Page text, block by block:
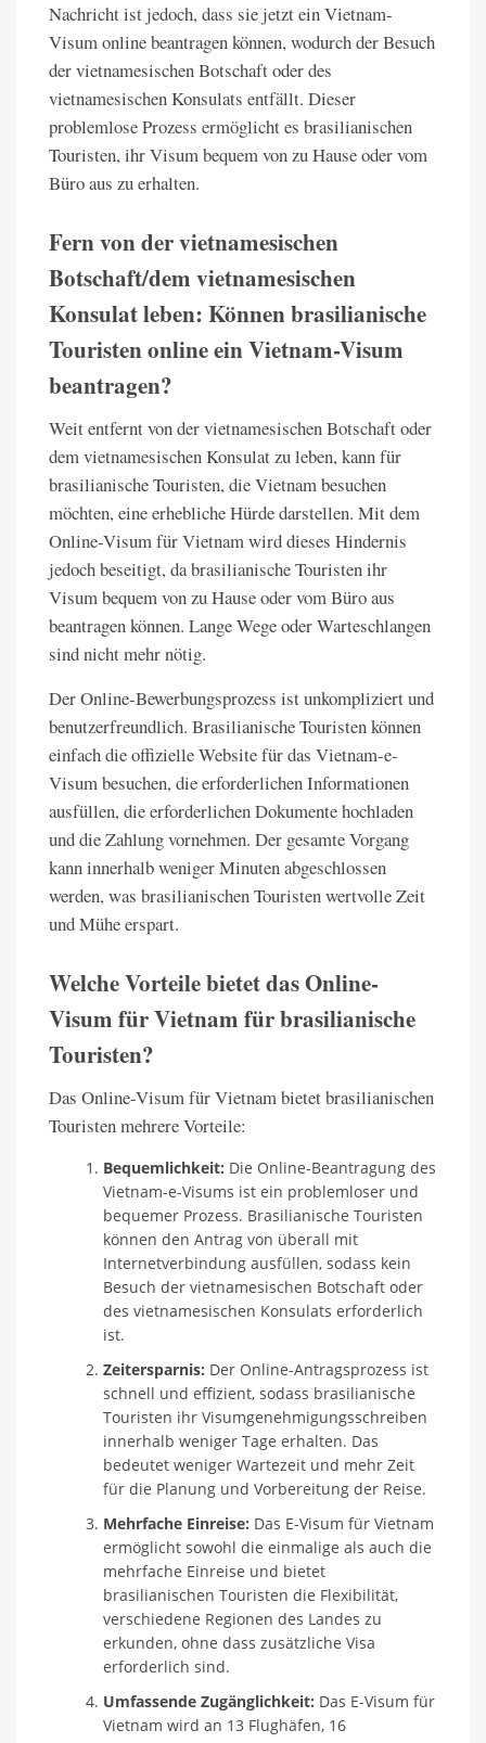
Nachricht ist jedoch, dass sie jetzt ein Vietnam-
Visum online beantragen können, wodurch der Besuch
der vietnamesischen Botschaft oder des
vietnamesischen Konsulats entfällt. Dieser
problemlose Prozess ermöglicht es brasilianischen
Touristen, ihr Visum bequem von zu Hause oder vom
Büro aus zu erhalten.
Fern von der vietnamesischen
Botschaft/dem vietnamesischen
Konsulat leben: Können brasilianische
Touristen online ein Vietnam-Visum
beantragen?
Weit entfernt von der vietnamesischen Botschaft oder
dem vietnamesischen Konsulat zu leben, kann für
brasilianische Touristen, die Vietnam besuchen
möchten, eine erhebliche Hürde darstellen. Mit dem
Online-Visum für Vietnam wird dieses Hindernis
jedoch beseitigt, da brasilianische Touristen ihr
Visum bequem von zu Hause oder vom Büro aus
beantragen können. Lange Wege oder Warteschlangen
sind nicht mehr nötig.
Der Online-Bewerbungsprozess ist unkompliziert und
benutzerfreundlich. Brasilianische Touristen können
einfach die offizielle Website für das Vietnam-e-
Visum besuchen, die erforderlichen Informationen
ausfüllen, die erforderlichen Dokumente hochladen
und die Zahlung vornehmen. Der gesamte Vorgang
kann innerhalb weniger Minuten abgeschlossen
werden, was brasilianischen Touristen wertvolle Zeit
und Mühe erspart.
Welche Vorteile bietet das Online-
Visum für Vietnam für brasilianische
Touristen?
Das Online-Visum für Vietnam bietet brasilianischen
Touristen mehrere Vorteile:
Bequemlichkeit: Die Online-Beantragung des
Vietnam-e-Visums ist ein problemloser und
bequemer Prozess. Brasilianische Touristen
können den Antrag von überall mit
Internetverbindung ausfüllen, sodass kein
Besuch der vietnamesischen Botschaft oder
des vietnamesischen Konsulats erforderlich
ist.
Zeitersparnis: Der Online-Antragsprozess ist
schnell und effizient, sodass brasilianische
Touristen ihr Visumgenehmigungsschreiben
innerhalb weniger Tage erhalten. Das
bedeutet weniger Wartezeit und mehr Zeit
für die Planung und Vorbereitung der Reise.
Mehrfache Einreise: Das E-Visum für Vietnam
ermöglicht sowohl die einmalige als auch die
mehrfache Einreise und bietet
brasilianischen Touristen die Flexibilität,
verschiedene Regionen des Landes zu
erkunden, ohne dass zusätzliche Visa
erforderlich sind.
Umfassende Zugänglichkeit: Das E-Visum für
Vietnam wird an 13 Flughäfen, 16